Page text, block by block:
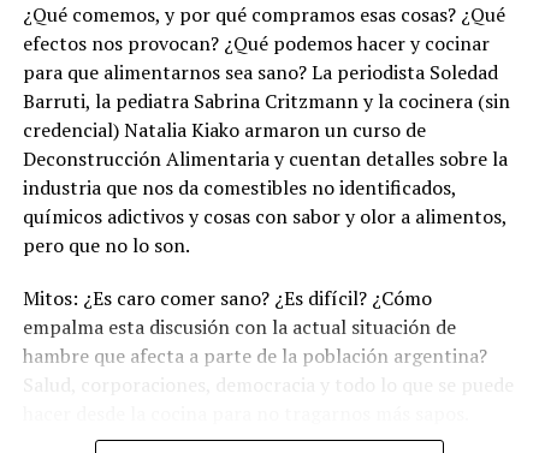
¿Qué comemos, y por qué compramos esas cosas? ¿Qué
efectos nos provocan? ¿Qué podemos hacer y cocinar
para que alimentarnos sea sano? La periodista Soledad
Barruti, la pediatra Sabrina Critzmann y la cocinera (sin
credencial) Natalia Kiako armaron un curso de
Deconstrucción Alimentaria y cuentan detalles sobre la
industria que nos da comestibles no identificados,
químicos adictivos y cosas con sabor y olor a alimentos,
pero que no lo son.
Mitos: ¿Es caro comer sano? ¿Es difícil? ¿Cómo
empalma esta discusión con la actual situación de
hambre que afecta a parte de la población argentina?
Salud, corporaciones, democracia y todo lo que se puede
(Escuchá el programa completo).